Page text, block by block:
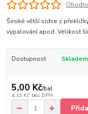
Široké větší srdce z
vypalování apod. Velikost
Dostupnost Skladem
5,00 Kč/bal.
4,13 Kč bez DPH